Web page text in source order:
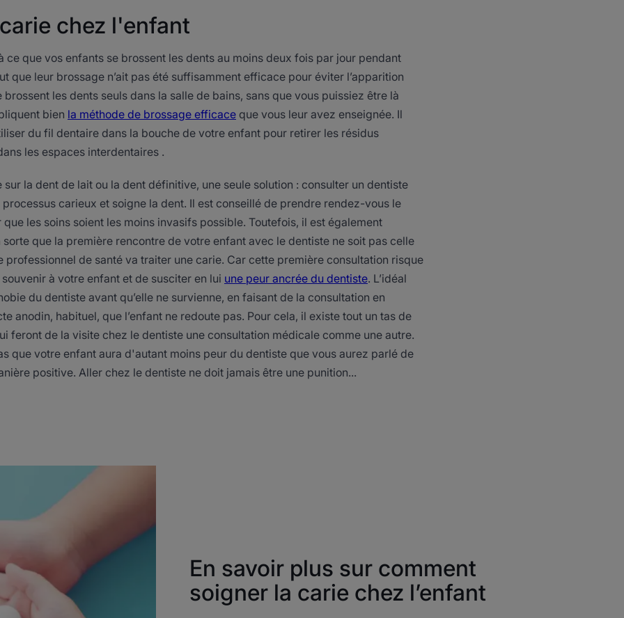
chez l'enfant
ce que vos enfants se brossent les dents au moins deux fois par jour pendant
que leur brossage n’ait pas été suffisamment efficace pour éviter l’apparition
brossent les dents seuls dans la salle de bains, sans que vous puissiez être là
bien la méthode de brossage efficace que vous leur avez enseignée. Il
du fil dentaire dans la bouche de votre enfant pour retirer les résidus
les espaces interdentaires .
sur la dent de lait ou la dent définitive, une seule solution : consulter un dentiste
processus carieux et soigne la dent. Il est conseillé de prendre rendez-vous le
les soins soient les moins invasifs possible. Toutefois, il est également
que la première rencontre de votre enfant avec le dentiste ne soit pas celle
professionnel de santé va traiter une carie. Car cette première consultation risque
à votre enfant et de susciter en lui une peur ancrée du dentiste. L’idéal
du dentiste avant qu’elle ne survienne, en faisant de la consultation en
anodin, habituel, que l’enfant ne redoute pas. Pour cela, il existe tout un tas de
feront de la visite chez le dentiste une consultation médicale comme une autre.
que votre enfant aura d'autant moins peur du dentiste que vous aurez parlé de
positive. Aller chez le dentiste ne doit jamais être une punition...
En savoir plus sur comment
soigner la carie chez l’enfant